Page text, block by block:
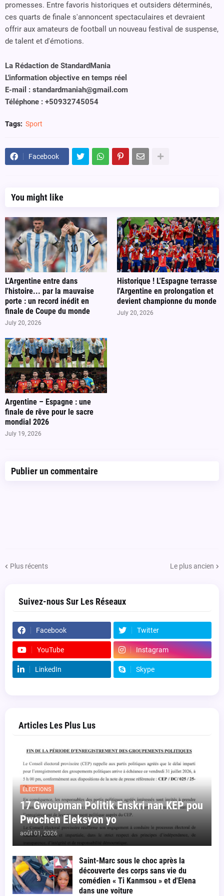
promesses. Entre favoris historiques et outsiders déterminés,
ces quarts de finale s'annoncent spectaculaires et devraient
offrir aux amateurs de football un nouveau festival de suspense,
de talent et d'émotions.
La Rédaction de StandardMania
L'information objective en temps réel
E-mail : standardmaniah@gmail.com
Téléphone : +50932745054
Tags: Sport
Facebook
You might like
L'Argentine entre dans
l'histoire... par la mauvaise
porte : un record inédit en
finale de Coupe du monde
July 20, 2026
Historique ! L'Espagne terrasse
l'Argentine en prolongation et
devient championne du monde
July 20, 2026
Argentine – Espagne : une
finale de rêve pour le sacre
mondial 2026
July 19, 2026
Publier un commentaire
Plus récents Le plus ancien
Suivez-nous Sur Les Réseaux
Facebook Twitter
YouTube Instagram
LinkedIn Skype
Articles Les Plus Lus
ÉLECTIONS
17 Gwoupman Politik Enskri nan KEP pou
Pwochen Eleksyon yo
août 01, 2026
Saint-Marc sous le choc après la
découverte des corps sans vie du
comédien « Ti Kanmsou » et d'Elena
dans une voiture